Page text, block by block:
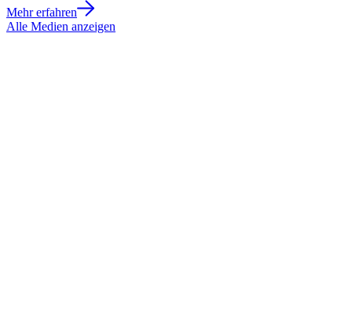
Mehr erfahren
Alle Medien anzeigen